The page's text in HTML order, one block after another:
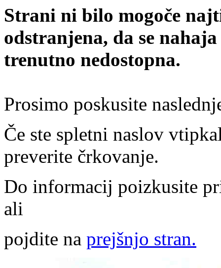
Strani ni bilo mogoče
odstranjena, da se
trenutno nedostopna.
Prosimo poskusite
Če ste spletni naslov
preverite črkovanje.
Do informacij poizkusite
ali
pojdite na prejšnjo stran.